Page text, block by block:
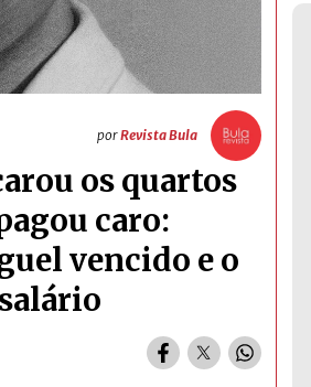
porRevista Bula
os quartos
caro:
vencido e o